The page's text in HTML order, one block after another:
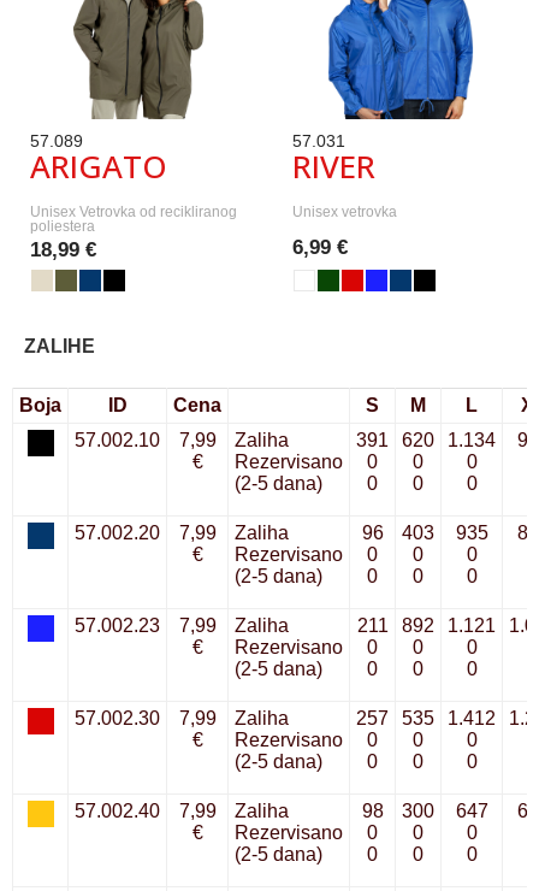
57.089
ARIGATO
Unisex Vetrovka od recikliranog
poliestera
18,99 €
57.031
RIVER
Unisex vetrovka
6,99 €
ZALIHE
Boja ID Cena S M L
57.002.10
7,99
€
Zaliha
Rezervisano
(2-5 dana)
391
0
0
620
0
0
1.134
0
0
57.002.20
7,99
€
Zaliha
Rezervisano
(2-5 dana)
96
0
0
403
0
0
935
0
0
57.002.23
7,99
€
Zaliha
Rezervisano
(2-5 dana)
211
0
0
892
0
0
1.121
0
0
57.002.30
7,99
€
Zaliha
Rezervisano
(2-5 dana)
257
0
0
535
0
0
1.412
0
0
57.002.40
7,99
€
Zaliha
Rezervisano
(2-5 dana)
98
0
0
300
0
0
647
0
0